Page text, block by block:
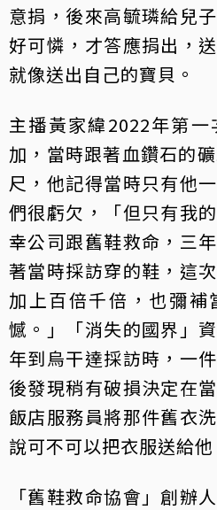
意捐，後來高毓璘給兒
好可憐，才答應捐出，
就像送出自己的寶貝。
主播黃家緯2022年第
加，當時跟著血鑽石的
尺，他記得當時只有他
們很虧欠，「但只有我
幸公司跟舊鞋救命，三
著當時採訪穿的鞋，這
加上百倍千倍，也彌補
憾。」「消失的國界」
年到烏干達採訪時，一
後發現稍有破損決定在
飯店服務員將那件舊衣
說可不可以把衣服送給
「舊鞋救命協會」創辦